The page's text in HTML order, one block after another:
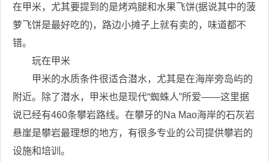
在甲米，尤其要提到的是烤鸡腿和水果飞饼(据说其中的菠
萝飞饼是最好吃的)，路边小摊子上就有卖的，味道都不
错。
玩在甲米
甲米的水质条件很适合潜水，尤其是在海岸旁岛屿的
附近。除了潜水，甲米也是现代“蜘蛛人”所爱——这里据
说已经有460条攀岩路线。在攀牙的Na Mao海岸的石灰岩
悬崖是攀岩最理想的地方，有很多专业的公司提供攀岩的
设施和培训。